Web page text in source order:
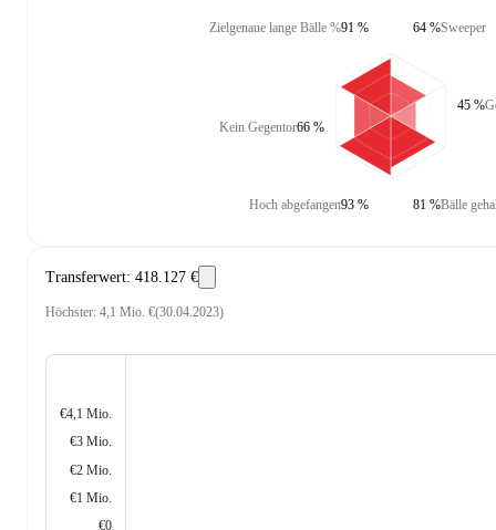
Zielgenaue lange Bälle %91 %
Kein Gegentor66 %
Hoch abgefangen93 %
Sweeper
64 %
45 %
Bälle
81 %
Transferwert: 418.127 €
Höchster: 4,1 Mio. €(30.04.2023)
€4,1 Mio.
€3 Mio.
€2 Mio.
€1 Mio.
€0